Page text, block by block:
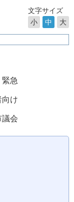
文字サイズ
小
中 大
緊急
向け
議会